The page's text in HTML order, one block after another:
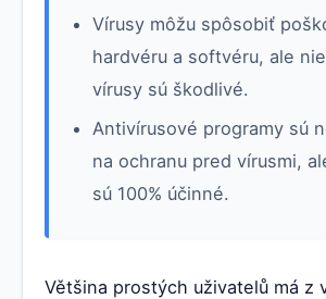
Vírusy môžu spôsobiť
hardvéru a softvéru, ale
vírusy sú škodlivé.
Antivírusové programy sú
na ochranu pred vírusmi,
sú 100% účinné.
Většina prostých uživatelů má z